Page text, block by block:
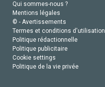
Qui sommes-nous ?
Mentions légales
© - Avertissements
Termes et conditions d'utilisation
Politique rédactionnelle
Politique publicitaire
Cookie settings
Politique de la vie privée